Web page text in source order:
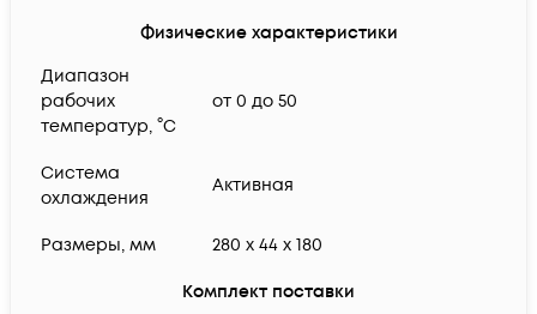
Физические характеристики
Диапазон
рабочих
температур, °C
от 0 до 50
Система
охлаждения
Активная
Размеры, мм 280 x 44 x 180
Комплект поставки